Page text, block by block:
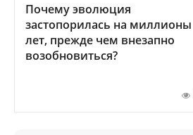
Почему эволюция
застопорилась на миллионы
лет, прежде чем внезапно
возобновиться?